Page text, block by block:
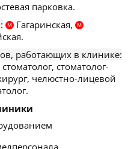
парковка.
М Гагаринская, М
работающих в клинике:
стоматолог-
челюстно-лицевой